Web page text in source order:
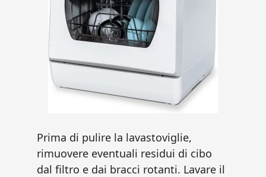
Prima di pulire la lavastoviglie,
rimuovere eventuali residui di cibo
dal filtro e dai bracci rotanti. Lavare il